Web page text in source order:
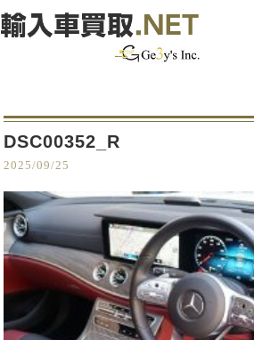
DSC00352_R
2025/09/25